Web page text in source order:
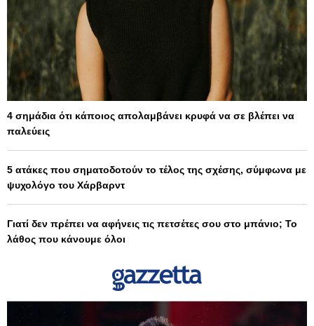
4 σημάδια ότι κάποιος απολαμβάνει κρυφά να σε βλέπει να
παλεύεις
5 ατάκες που σηματοδοτούν το τέλος της σχέσης, σύμφωνα με
ψυχολόγο του Χάρβαρντ
Γιατί δεν πρέπει να αφήνεις τις πετσέτες σου στο μπάνιο; Το
λάθος που κάνουμε όλοι